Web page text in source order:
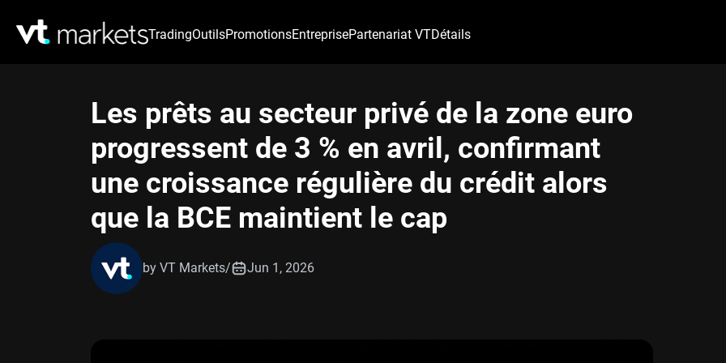
TradingOutilsPromotionsEntreprisePartenariat VTDétails
Les prêts au secteur privé de la zone euro
progressent de 3 % en avril, confirmant
une croissance régulière du crédit alors
que la BCE maintient le cap
by VT Markets/ Jun 1, 2026